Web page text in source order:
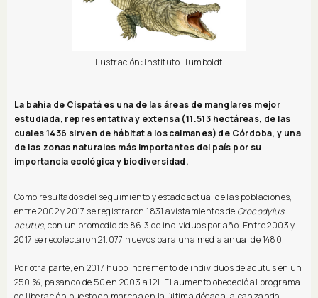
Ilustración: Instituto Humboldt
La bahía de Cispatá es una de las áreas de manglares mejor
estudiada, representativa y extensa (11.513 hectáreas, de las
cuales 1436 sirven de hábitat a los caimanes) de Córdoba, y una
de las zonas naturales más importantes del país por su
importancia ecológica y biodiversidad.
Como resultados del seguimiento y estado actual de las poblaciones,
entre 2002 y 2017 se registraron 1831 avistamientos de Crocodylus
acutus, con un promedio de 86,3 de individuos por año. Entre 2003 y
2017 se recolectaron 21.077 huevos para una media anual de 1480.
Por otra parte, en 2017 hubo incremento de individuos de acutus en un
250 %, pasando de 50 en 2003 a 121. El aumento obedeció al programa